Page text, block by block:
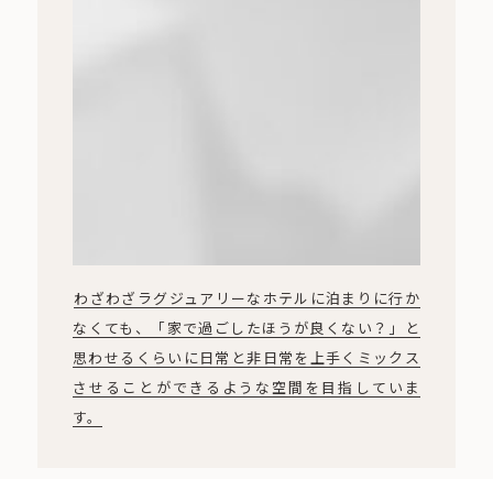
わざわざラグジュアリーなホテルに泊まりに行か
なくても、「家で過ごしたほうが良くない？」と
思わせるくらいに日常と非日常を上手くミックス
させることができるような空間を目指していま
す。